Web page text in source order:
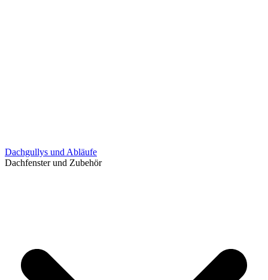
Dachgullys und Abläufe
Dachfenster und Zubehör